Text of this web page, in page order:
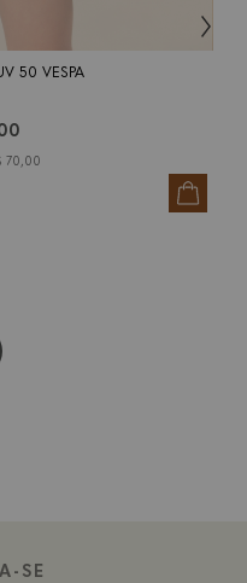
50 VESPA
70,00
SE